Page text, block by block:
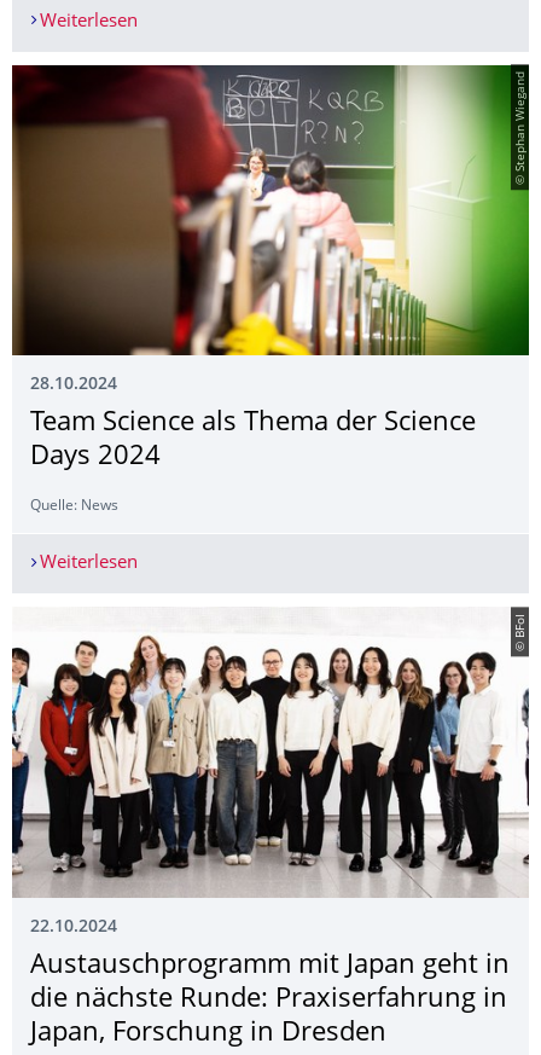
Weiterlesen
© Stephan Wiegand
28.10.2024
Team Science als Thema der Science
Days 2024
Quelle: News
Weiterlesen
© BFoI
22.10.2024
Austauschprogramm mit Japan geht in
die nächste Runde: Praxiserfahrung in
Japan, Forschung in Dresden